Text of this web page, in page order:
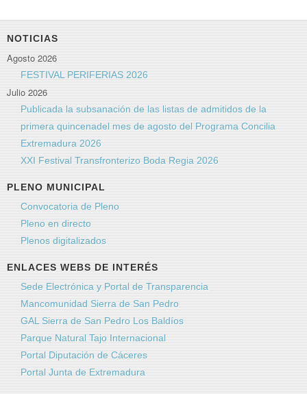
NOTICIAS
Agosto 2026
FESTIVAL PERIFERIAS 2026
Julio 2026
Publicada la subsanación de las listas de admitidos de la
primera quincenadel mes de agosto del Programa Concilia
Extremadura 2026
XXI Festival Transfronterizo Boda Regia 2026
PLENO MUNICIPAL
Convocatoria de Pleno
Pleno en directo
Plenos digitalizados
ENLACES WEBS DE INTERÉS
Sede Electrónica y Portal de Transparencia
Mancomunidad Sierra de San Pedro
GAL Sierra de San Pedro Los Baldíos
Parque Natural Tajo Internacional
Portal Diputación de Cáceres
Portal Junta de Extremadura